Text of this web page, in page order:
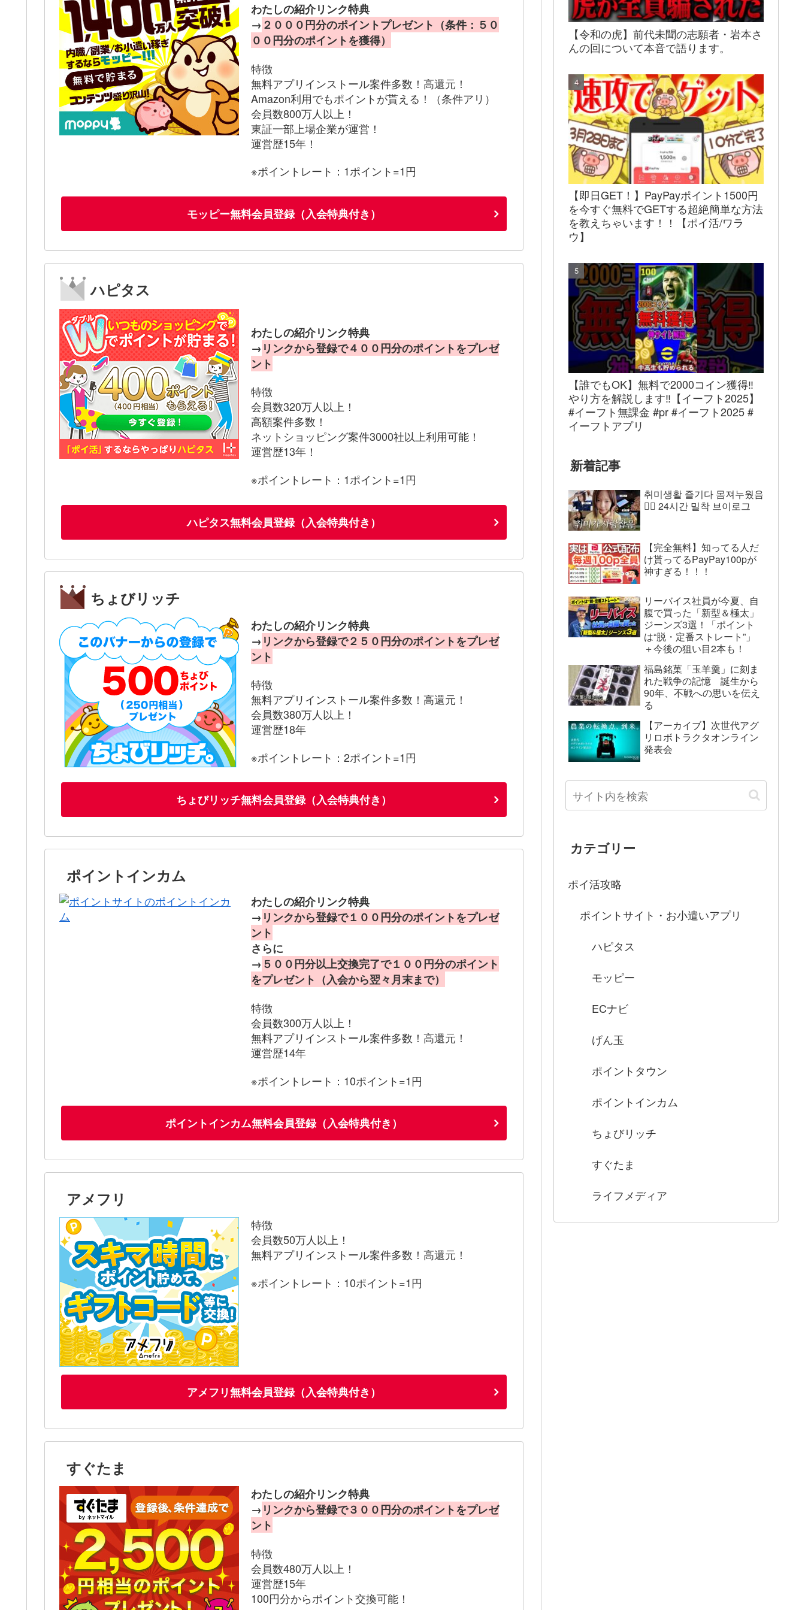
わたしの紹介リンク特典
→ ２０００円分のポイントプレゼント（条件：５０
００円分のポイントを獲得）
特徴
無料アプリインストール案件多数！高還元！
Amazon利用でもポイントが貰える！（条件アリ）
会員数800万人以上！
東証一部上場企業が運営！
運営歴15年！
※ポイントレート：1ポイント=1円
モッピー無料会員登録（入会特典付き）
ハピタス
わたしの紹介リンク特典
→ リンクから登録で４００円分のポイントをプレゼ
ント
特徴
会員数320万人以上！
高額案件多数！
ネットショッピング案件3000社以上利用可能！
運営歴13年！
※ポイントレート：1ポイント=1円
ハピタス無料会員登録（入会特典付き）
ちょびリッチ
わたしの紹介リンク特典
→ リンクから登録で２５０円分のポイントをプレゼ
ント
特徴
無料アプリインストール案件多数！高還元！
会員数380万人以上！
運営歴18年
※ポイントレート：2ポイント=1円
ちょびリッチ無料会員登録（入会特典付き）
ポイントインカム
わたしの紹介リンク特典
→ リンクから登録で１００円分のポイントをプレゼ
ント
さらに
→ ５００円分以上交換完了で１００円分のポイント
をプレゼント（入会から翌々月末まで）
特徴
会員数300万人以上！
無料アプリインストール案件多数！高還元！
運営歴14年
※ポイントレート：10ポイント=1円
ポイントインカム無料会員登録（入会特典付き）
アメフリ
特徴
会員数50万人以上！
無料アプリインストール案件多数！高還元！
※ポイントレート：10ポイント=1円
アメフリ無料会員登録（入会特典付き）
すぐたま
わたしの紹介リンク特典
→ リンクから登録で３００円分のポイントをプレゼ
ント
特徴
会員数480万人以上！
運営歴15年
100円分からポイント交換可能！
【令和の虎】前代未聞の志願者・岩本さ
んの回について本音で語ります。
【即日GET！】PayPayポイント1500円
を今すぐ無料でGETする超絶簡単な方法
を教えちゃいます！！【ポイ活/ワラ
ウ】
【誰でもOK】無料で2000コイン獲得‼︎
やり方を解説します‼︎【イーフト2025】
#イーフト無課金 #pr #イーフト2025 #
イーフトアプリ
新着記事
취미생활 즐기다 몸져누웠음
😵‍💫 24시간 밀착 브이로그
【完全無料】知ってる人だ
け貰ってるPayPay100pが
神すぎる！！！
リーバイス社員が今夏、自
腹で買った「新型＆極太」
ジーンズ3選！「ポイント
は“脱・定番ストレート”」
＋今後の狙い目2本も！
福島銘菓「玉羊羹」に刻ま
れた戦争の記憶 誕生から
90年、不戦への思いを伝え
る
【アーカイブ】次世代アグ
リロボトラクタオンライン
発表会
カテゴリー
ポイ活攻略
ポイントサイト・お小遣いアプリ
ハピタス
モッピー
ECナビ
げん玉
ポイントタウン
ポイントインカム
ちょびリッチ
すぐたま
ライフメディア